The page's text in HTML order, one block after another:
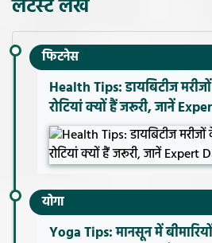
लेटेस्ट लेख
फिटनेस
Health Tips: डायबिटीज
रोटियां क्यों हैं जरूरी, जानें
योगा
Yoga Tips: मानसून में